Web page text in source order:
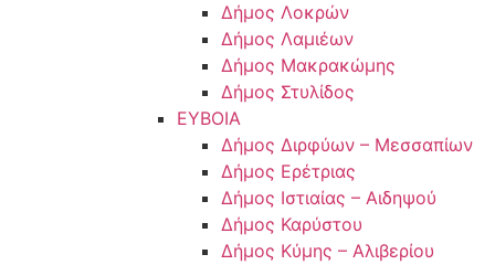
Δήμος Λοκρών
Δήμος Λαμιέων
Δήμος Μακρακώμης
Δήμος Στυλίδος
ΕΥΒΟΙΑ
Δήμος Διρφύων – Μεσσαπίων
Δήμος Ερέτριας
Δήμος Ιστιαίας – Αιδηψού
Δήμος Καρύστου
Δήμος Κύμης – Αλιβερίου